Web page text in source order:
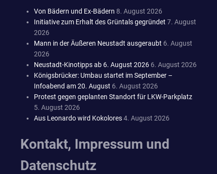
Von Bädern und Ex-Bädern 8. August 2026
Initiative zum Erhalt des Grüntals gegründet 7. August
2026
Mann in der Äußeren Neustadt ausgeraubt 6. August
2026
Neustadt-Kinotipps ab 6. August 2026 6. August 2026
Königsbrücker: Umbau startet im September –
Infoabend am 20. August 6. August 2026
Protest gegen geplanten Standort für LKW-Parkplatz
5. August 2026
Aus Leonardo wird Kokolores4. August 2026
Kontakt, Impressum und
Datenschutz